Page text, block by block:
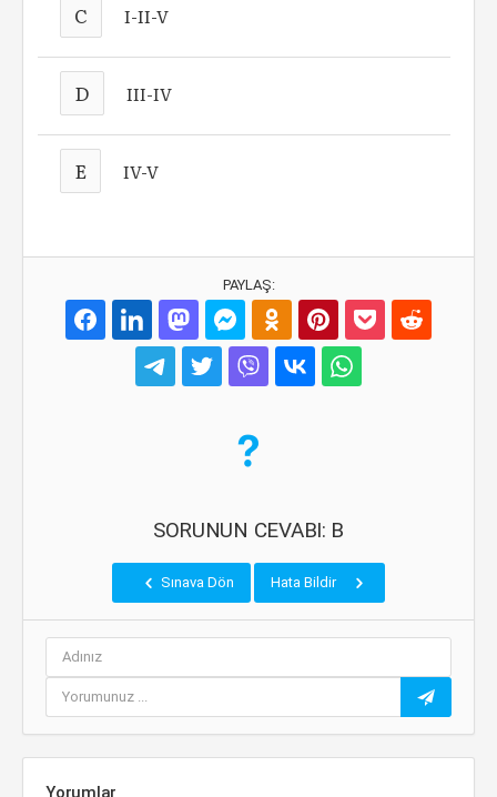
C I-II-V
D III-IV
E IV-V
PAYLAŞ:
SORUNUN CEVABI: B
Sınava Dön Hata Bildir
Yorumlar